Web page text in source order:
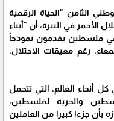
الثامن "الحياة الرقمية
الأحمر في البيرة، أن "أبناء
فلسطين يقدمون نموذجاً
رغم معيقات الاحتلال،
أنحاء العالم، التي تتحمل
والحرية لفلسطين،
بأن جزءا كبيرا من العاملين